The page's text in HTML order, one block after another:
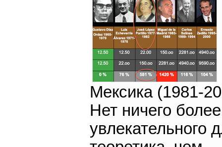
Мексика (1981-
Нет ничего более
увлекательного